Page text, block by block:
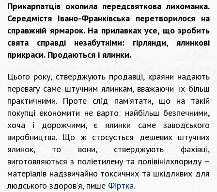
Прикарпатців охопила передсвяткова лихоманка.
Середмістя Івано-Франківська перетворилося на
справжній ярмарок. На прилавках усе, що зробить
свята справді незабутніми: гірлянди, ялинкові
прикраси. Продаються і ялинки.
Цього року, стверджують продавці, краяни надають
перевагу саме штучним ялинкам, вважаючи їх більш
практичними. Проте слід пам’ятати, що на такій
покупці економити не варто: найбільш безпечними,
хоча і дорожчими, є ялинки саме заводського
виробництва. Що ж стосується дешевих штучних
ялинок, то вони, стверджують фахівці,
виготовляються з поліетилену та полівінілхлориду –
матеріалів надзвичайно токсичних та шкідливих для
людського здоров’я, пише Фіртка.